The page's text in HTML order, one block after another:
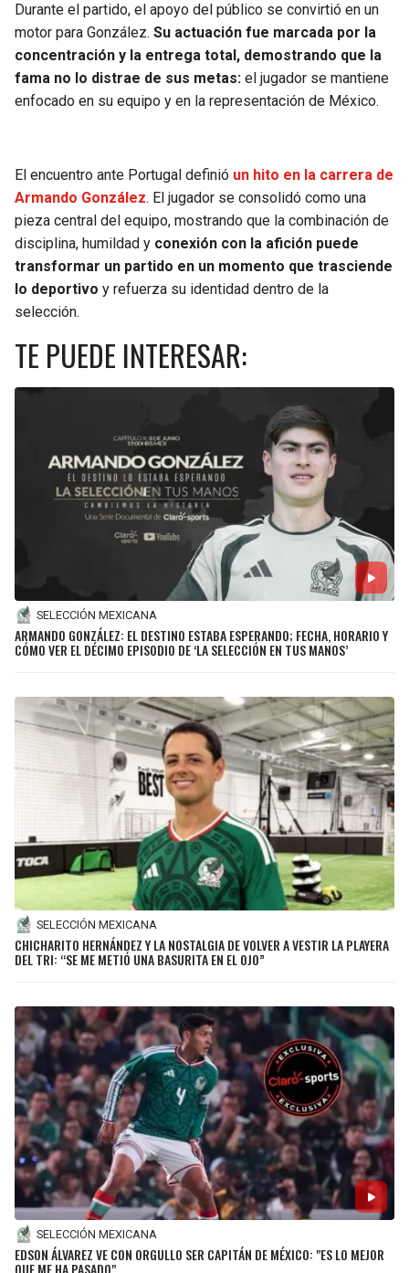
Durante el partido, el apoyo del público se convirtió en un
motor para González. Su actuación fue marcada por la
concentración y la entrega total, demostrando que la
fama no lo distrae de sus metas: el jugador se mantiene
enfocado en su equipo y en la representación de México.
El encuentro ante Portugal definió un hito en la carrera de
Armando González. El jugador se consolidó como una
pieza central del equipo, mostrando que la combinación de
disciplina, humildad y conexión con la afición puede
transformar un partido en un momento que trasciende
lo deportivo y refuerza su identidad dentro de la
selección.
TE PUEDE INTERESAR:
SELECCIÓN MEXICANA
ARMANDO GONZÁLEZ: EL DESTINO ESTABA ESPERANDO; FECHA, HORARIO Y
CÓMO VER EL DÉCIMO EPISODIO DE ‘LA SELECCIÓN EN TUS MANOS’
SELECCIÓN MEXICANA
CHICHARITO HERNÁNDEZ Y LA NOSTALGIA DE VOLVER A VESTIR LA PLAYERA
DEL TRI: “SE ME METIÓ UNA BASURITA EN EL OJO”
SELECCIÓN MEXICANA
EDSON ÁLVAREZ VE CON ORGULLO SER CAPITÁN DE MÉXICO: "ES LO MEJOR